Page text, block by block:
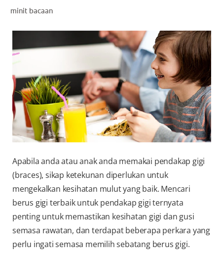
MY (MS)
minit bacaan
Apabila anda atau anak anda memakai pendakap gigi
(braces), sikap ketekunan diperlukan untuk
mengekalkan kesihatan mulut yang baik. Mencari
berus gigi terbaik untuk pendakap gigi ternyata
penting untuk memastikan kesihatan gigi dan gusi
semasa rawatan, dan terdapat beberapa perkara yang
perlu ingati semasa memilih sebatang berus gigi.